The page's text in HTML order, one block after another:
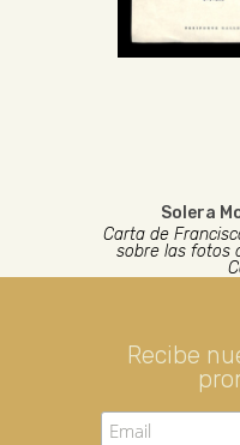
Solera
Carta de
sobre las fotos
Recibe